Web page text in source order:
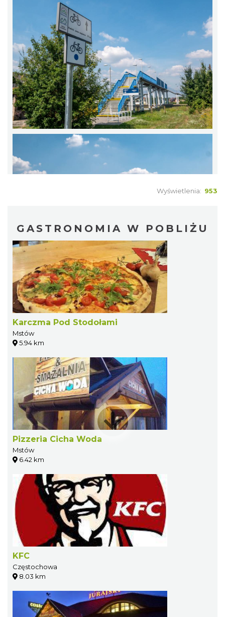
Wyświetlenia: 953
GASTRONOMIA W POBLIŻU
Karczma Pod Stodołami
Mstów
5.94 km
Pizzeria Cicha Woda
Mstów
6.42 km
KFC
Częstochowa
8.03 km